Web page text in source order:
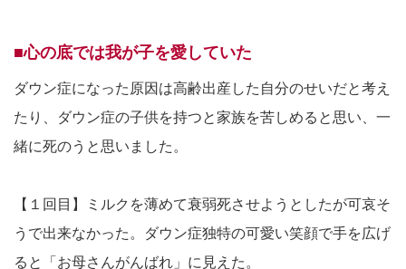
■心の底では我が子を愛していた
ダウン症になった原因は高齢出産した自分のせいだと考え
たり、ダウン症の子供を持つと家族を苦しめると思い、一
緒に死のうと思いました。
【１回目】ミルクを薄めて衰弱死させようとしたが可哀そ
うで出来なかった。ダウン症独特の可愛い笑顔で手を広げ
ると「お母さんがんばれ」に見えた。